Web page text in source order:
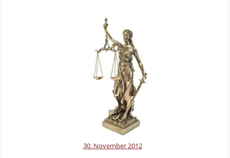
30. November 2012